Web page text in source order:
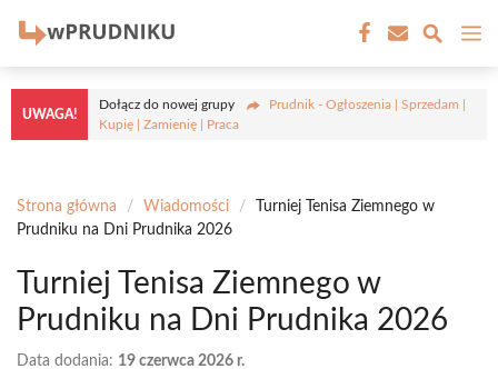
treści
UWAGA!
Dołącz do nowej grupy
Prudnik - Ogłoszenia | Sprzedam |
Kupię | Zamienię | Praca
Strona główna / Wiadomości /
Turniej Tenisa Ziemnego w
Prudniku na Dni Prudnika 2026
Turniej Tenisa Ziemnego w
Prudniku na Dni Prudnika 2026
Data dodania: 19 czerwca 2026 r.